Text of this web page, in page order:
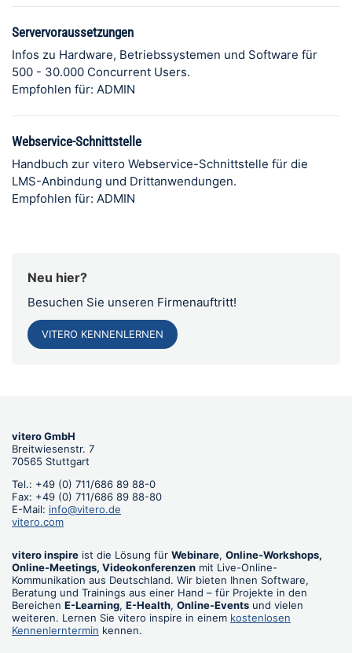
Servervoraussetzungen
Infos zu Hardware, Betriebssystemen und Software für
500 - 30.000 Concurrent Users.
Empfohlen für: ADMIN
Webservice-Schnittstelle
Handbuch zur vitero Webservice-Schnittstelle für die
LMS-Anbindung und Drittanwendungen.
Empfohlen für: ADMIN
Neu hier?
Besuchen Sie unseren Firmenauftritt!
VITERO KENNENLERNEN
vitero GmbH
Breitwiesenstr. 7
70565 Stuttgart
Tel.: +49 (0) 711/686 89 88-0
Fax: +49 (0) 711/686 89 88-80
E-Mail: info@vitero.de
vitero.com
vitero inspire ist die Lösung für Webinare, Online-Workshops,
Online-Meetings, Videokonferenzen mit Live-Online-
Kommunikation aus Deutschland. Wir bieten Ihnen Software,
Beratung und Trainings aus einer Hand – für Projekte in den
Bereichen E-Learning, E-Health, Online-Events und vielen
weiteren. Lernen Sie vitero inspire in einem kostenlosen
Kennenlerntermin kennen.